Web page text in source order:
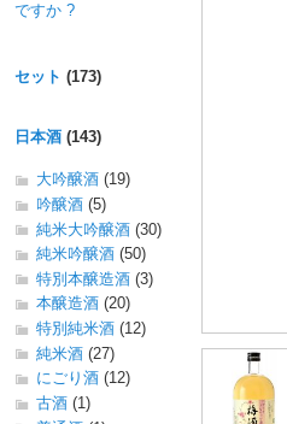
ですか ?
セット (173)
日本酒 (143)
大吟醸酒 (19)
吟醸酒 (5)
純米大吟醸酒 (30)
純米吟醸酒 (50)
特別本醸造酒 (3)
本醸造酒 (20)
特別純米酒 (12)
純米酒 (27)
にごり酒 (12)
古酒 (1)